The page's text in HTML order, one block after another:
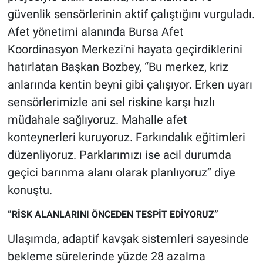
güvenlik sensörlerinin aktif çalıştığını vurguladı.
Afet yönetimi alanında Bursa Afet
Koordinasyon Merkezi'ni hayata geçirdiklerini
hatırlatan Başkan Bozbey, “Bu merkez, kriz
anlarında kentin beyni gibi çalışıyor. Erken uyarı
sensörlerimizle ani sel riskine karşı hızlı
müdahale sağlıyoruz. Mahalle afet
konteynerleri kuruyoruz. Farkındalık eğitimleri
düzenliyoruz. Parklarımızı ise acil durumda
geçici barınma alanı olarak planlıyoruz” diye
konuştu.
“RİSK ALANLARINI ÖNCEDEN TESPİT EDİYORUZ”
Ulaşımda, adaptif kavşak sistemleri sayesinde
bekleme sürelerinde yüzde 28 azalma